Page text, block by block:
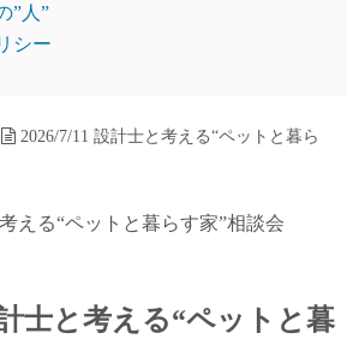
”人”
シー
2026/7/11 設計士と考える“ペットと暮ら
士と考える“ペットと暮